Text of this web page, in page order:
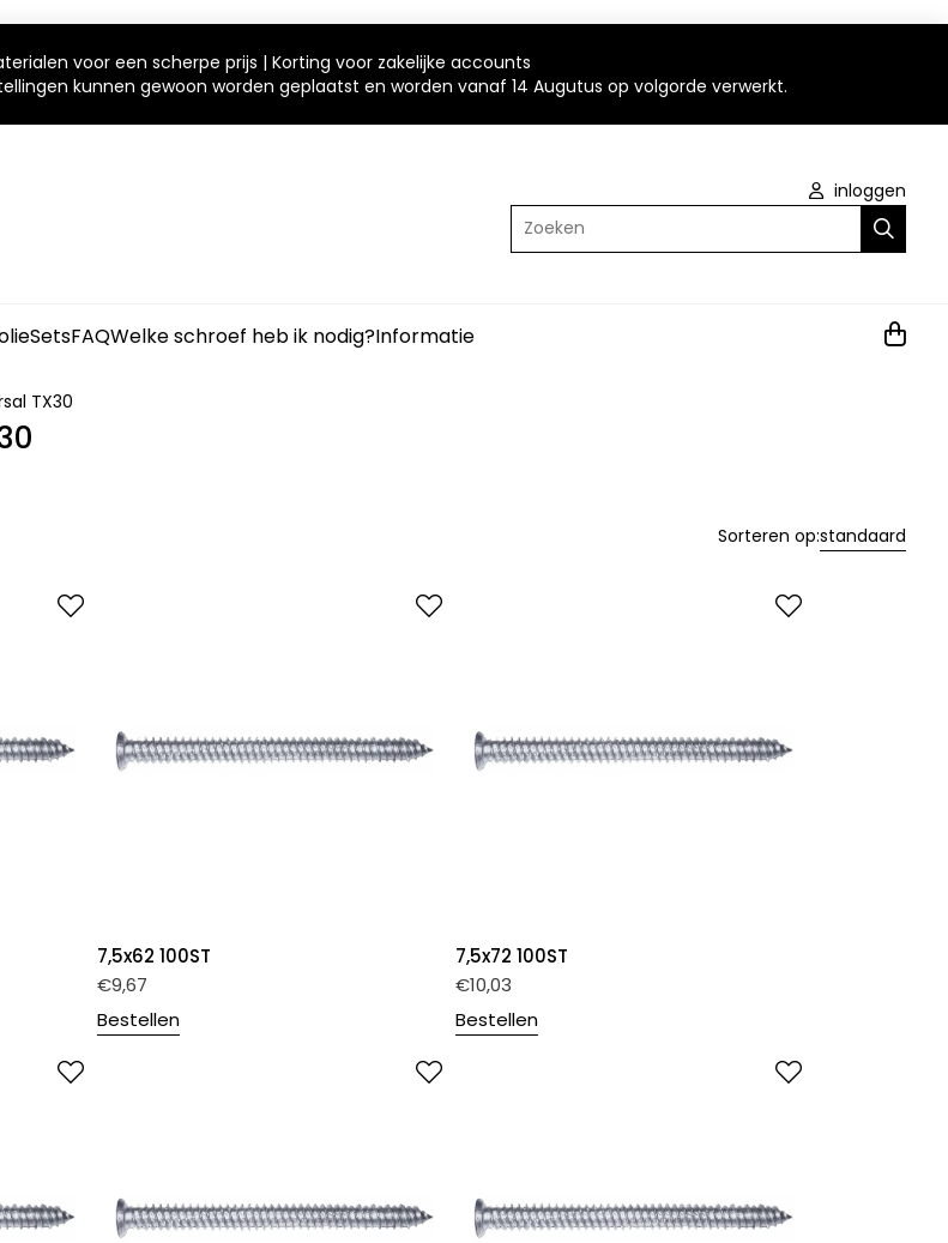
voor een scherpe prijs | Korting voor zakelijke accounts
kunnen gewoon worden geplaatst en worden vanaf 14 Augutus op volgorde verwerkt.
inloggen
Zoeken
SetsFAQWelke schroef heb ik nodig?Informatie
TX30
Sorteren op:standaard
7,5x62 100ST
€9,67
Bestellen
7,5x72 100ST
€10,03
Bestellen